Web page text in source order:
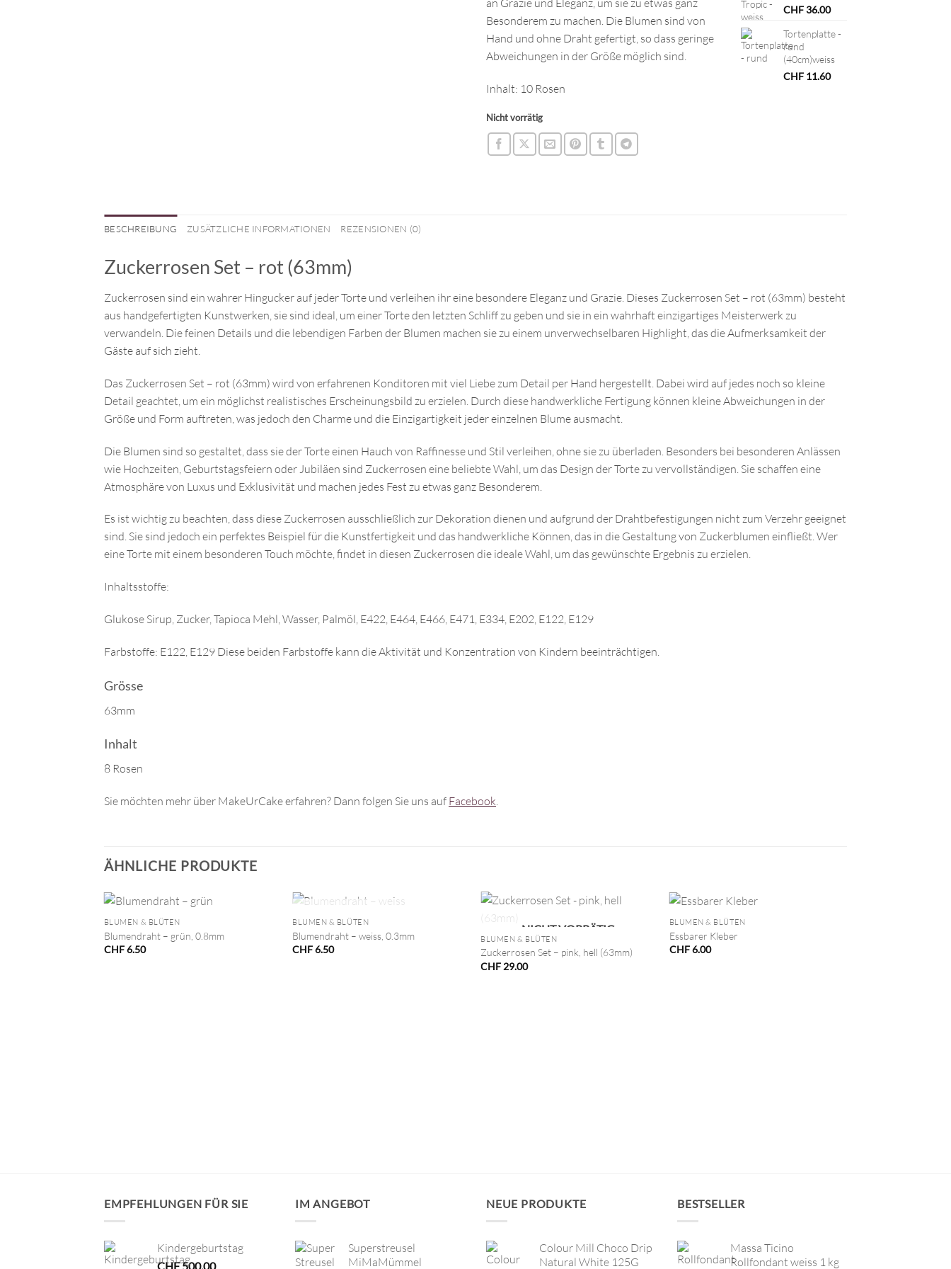
Besonderem zu machen. Die Blumen sind von
Hand und ohne Draht gefertigt, so dass geringe
Abweichungen in der Größe möglich sind.
Inhalt: 10 Rosen
Nicht vorrätig
CHF36.00
Tortenplatte -
rund
(40cm)weiss
CHF 11.60
BESCHREIBUNG ZUSÄTZLICHE INFORMATIONEN REZENSIONEN (0)
Zuckerrosen Set – rot (63mm)
Zuckerrosen sind ein wahrer Hingucker auf jeder Torte und verleihen ihr eine besondere Eleganz und Grazie. Dieses Zuckerrosen Set – rot (63mm) besteht
aus handgefertigten Kunstwerken, sie sind ideal, um einer Torte den letzten Schliff zu geben und sie in ein wahrhaft einzigartiges Meisterwerk zu
verwandeln. Die feinen Details und die lebendigen Farben der Blumen machen sie zu einem unverwechselbaren Highlight, das die Aufmerksamkeit der
Gäste auf sich zieht.
Das Zuckerrosen Set – rot (63mm) wird von erfahrenen Konditoren mit viel Liebe zum Detail per Hand hergestellt. Dabei wird auf jedes noch so kleine
Detail geachtet, um ein möglichst realistisches Erscheinungsbild zu erzielen. Durch diese handwerkliche Fertigung können kleine Abweichungen in der
Größe und Form auftreten, was jedoch den Charme und die Einzigartigkeit jeder einzelnen Blume ausmacht.
Die Blumen sind so gestaltet, dass sie der Torte einen Hauch von Raffinesse und Stil verleihen, ohne sie zu überladen. Besonders bei besonderen Anlässen
wie Hochzeiten, Geburtstagsfeiern oder Jubiläen sind Zuckerrosen eine beliebte Wahl, um das Design der Torte zu vervollständigen. Sie schaffen eine
Atmosphäre von Luxus und Exklusivität und machen jedes Fest zu etwas ganz Besonderem.
Es ist wichtig zu beachten, dass diese Zuckerrosen ausschließlich zur Dekoration dienen und aufgrund der Drahtbefestigungen nicht zum Verzehr geeignet
sind. Sie sind jedoch ein perfektes Beispiel für die Kunstfertigkeit und das handwerkliche Können, das in die Gestaltung von Zuckerblumen einfließt. Wer
eine Torte mit einem besonderen Touch möchte, findet in diesen Zuckerrosen die ideale Wahl, um das gewünschte Ergebnis zu erzielen.
Inhaltsstoffe:
Glukose Sirup, Zucker, Tapioca Mehl, Wasser, Palmöl, E422, E464, E466, E471, E334, E202, E122, E129
Farbstoffe: E122, E129 Diese beiden Farbstoffe kann die Aktivität und Konzentration von Kindern beeinträchtigen.
Grösse
63mm
Inhalt
8 Rosen
Sie möchten mehr über MakeUrCake erfahren? Dann folgen Sie uns auf Facebook.
ÄHNLICHE PRODUKTE
+
BLUMEN & BLÜTEN
Blumendraht – grün, 0.8mm
CHF6.50
+
NICHT VORRÄTIG
BLUMEN & BLÜTEN
Blumendraht – weiss, 0.3mm
CHF6.50
NICHT VORRÄTIG
BLUMEN & BLÜTEN
Zuckerrosen Set – pink, hell (63mm)
CHF 29.00
+
BLUMEN & BLÜTEN
Essbarer Kleber
CHF6.00
EMPFEHLUNGEN FÜR SIE
Kindergeburtstag
CHF500.00
IM ANGEBOT
Superstreusel
MiMaMümmel
NEUE PRODUKTE
Colour Mill Choco Drip
Natural White 125G
BESTSELLER
Massa Ticino
Rollfondant weiss 1 kg